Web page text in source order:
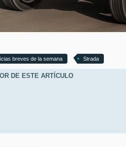
breves de la semana Strada
DE ESTE ARTÍCULO